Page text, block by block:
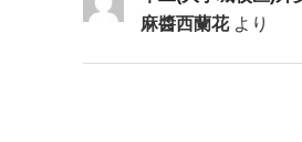
麻醬西蘭花より